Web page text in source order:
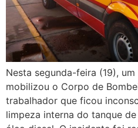
Nesta segunda-feira (19),
mobilizou o Corpo de
trabalhador que ficou
limpeza interna do tanque